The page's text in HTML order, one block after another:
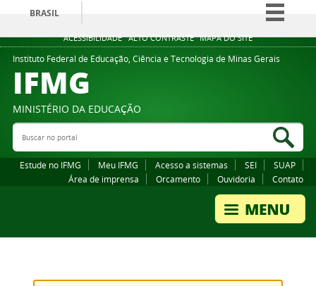
ACESSIBILIDADE ALTO CONTRASTE MAPA DO SITE
BRASIL
Simplifique!
Comunica BR
Legislação
Instituto Federal de Educação, Ciência e Tecnologia de Minas Gerais
IFMG
MINISTÉRIO DA EDUCAÇÃO
Buscar no portal
Estude no IFMG Meu IFMG Acesso a sistemas SEI
SUAP
Área de imprensa
Orcamento Ouvidoria Contato